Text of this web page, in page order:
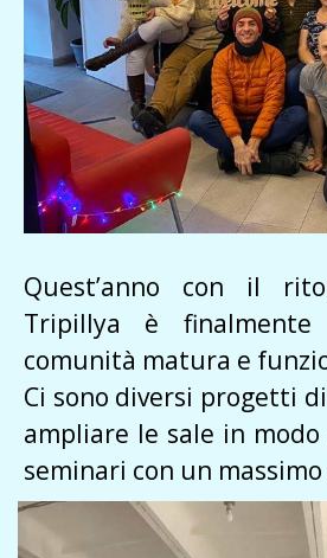
Quest’anno con il
Tripillya è
comunità matura e
Ci sono diversi progetti
ampliare le sale in
seminari con un